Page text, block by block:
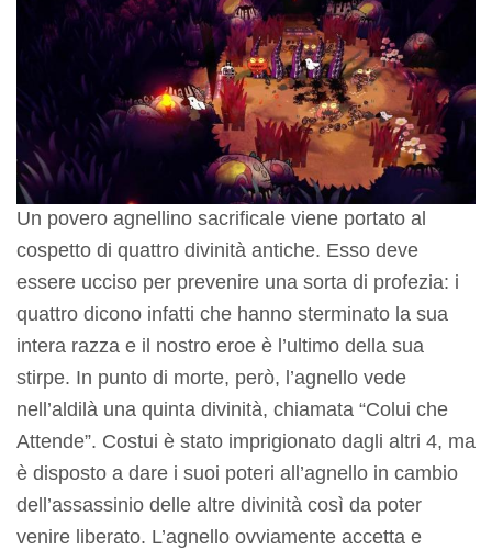
Un povero agnellino sacrificale viene portato al
cospetto di quattro divinità antiche. Esso deve
essere ucciso per prevenire una sorta di profezia: i
quattro dicono infatti che hanno sterminato la sua
intera razza e il nostro eroe è l’ultimo della sua
stirpe. In punto di morte, però, l’agnello vede
nell’aldilà una quinta divinità, chiamata “Colui che
Attende”. Costui è stato imprigionato dagli altri 4, ma
è disposto a dare i suoi poteri all’agnello in cambio
dell’assassinio delle altre divinità così da poter
venire liberato. L’agnello ovviamente accetta e